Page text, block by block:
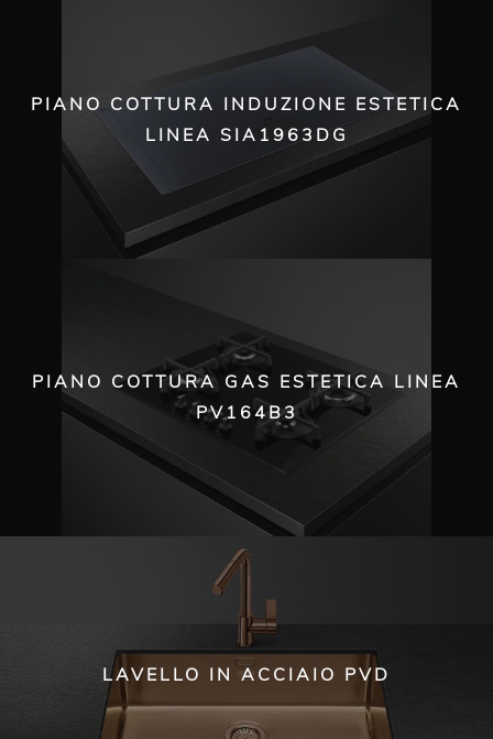
PIANO COTTURA INDUZIONE ESTETICA
LINEA SIA1963DG
PIANO COTTURA GAS ESTETICA LINEA
PV164B3
LAVELLO IN ACCIAIO PVD